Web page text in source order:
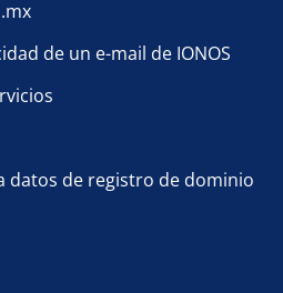
de un e-mail de IONOS
datos de registro de dominio